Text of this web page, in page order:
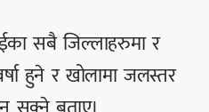
सबै जिल्लाहरुमा र
हुने र खोलामा जलस्तर